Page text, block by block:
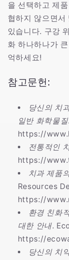
을 선택하고 제
협하지 않으면서
있습니다. 구강
화 하나하나가
억하세요!
참고문헌:
당신의 치
일반 화학물질
https://
전통적인
https://
치과 제품
Resources
https://
환경 친화
대한 안내.
https://
당신의 치